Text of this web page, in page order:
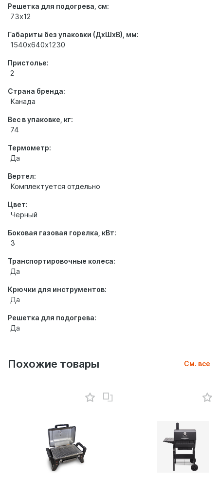
Решетка для подогрева, см:
73х12
Габариты без упаковки (ДхШхВ), мм:
1540х640х1230
Пристолье:
2
Страна бренда:
Канада
Вес в упаковке, кг:
74
Термометр:
Да
Вертел:
Комплектуется отдельно
Цвет:
Черный
Боковая газовая горелка, кВт:
3
Транспортировочные колеса:
Да
Крючки для инструментов:
Да
Решетка для подогрева:
Да
Похожие товары См. все